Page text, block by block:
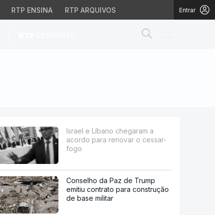
RTP ENSINA RTP ARQUIVOS Entrar
o cessar-fogo
Israel e Líbano chegaram a
acordo para renovar o cessar-
fogo
Conselho da Paz de Trump
emitiu contrato para construção
de base militar